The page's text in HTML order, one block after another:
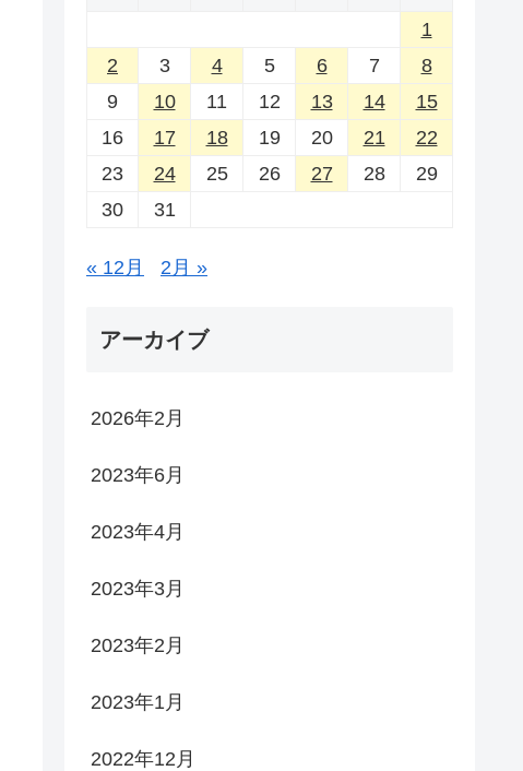
1
2
3 4 5 6 7
8
9
10 11 12 13 14
15
16
17 18 19 20 21
22
23
24 25 26 27 28
29
30
31
« 12月 2月 »
アーカイブ
2026年2月
2023年6月
2023年4月
2023年3月
2023年2月
2023年1月
2022年12月